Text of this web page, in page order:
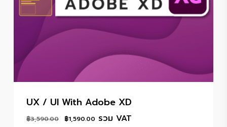
UX / UI With Adobe XD
฿3,590.00
Original
฿1,590.00Current
รวม VAT